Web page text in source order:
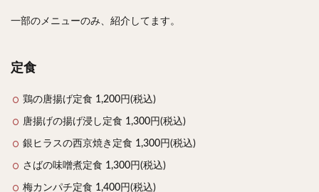
一部のメニューのみ、紹介してます。
定食
鶏の唐揚げ定食 1,200円(税込)
唐揚げの揚げ浸し定食 1,300円(税込)
銀ヒラスの西京焼き定食 1,300円(税込)
さばの味噌煮定食 1,300円(税込)
梅カンパチ定食 1,400円(税込)